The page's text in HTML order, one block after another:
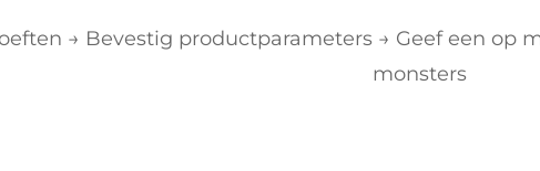
→ Bevestig productparameters → Geef een op
monsters